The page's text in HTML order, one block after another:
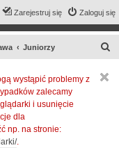
Zaloguj się
Zarejestruj się
Juniorzy
wystąpić problemy z
zalecamy
i usunięcie
dla
np. na stronie:
.